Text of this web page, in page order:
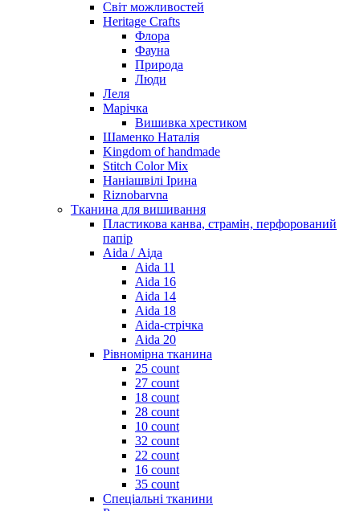
Світ можливостей
Heritage Crafts
Флора
Фауна
Природа
Люди
Леля
Марічка
Вишивка хрестиком
Шаменко Наталія
Kingdom of handmade
Stitch Color Mix
Наніашвілі Ірина
Riznobarvna
Тканина для вишивання
Пластикова канва, страмін, перфорований
папір
Aida / Аіда
Aida 11
Aida 16
Aida 14
Aida 18
Aida-стрічка
Aida 20
Рівномірна тканина
25 count
27 count
18 count
28 count
10 count
32 count
22 count
16 count
35 count
Спеціальні тканини